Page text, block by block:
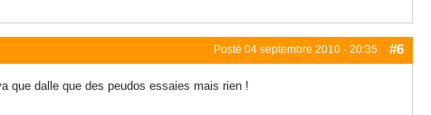
Posté 04 septembre 2010 - 20:35 #6
que dalle que des peudos essaies mais rien !